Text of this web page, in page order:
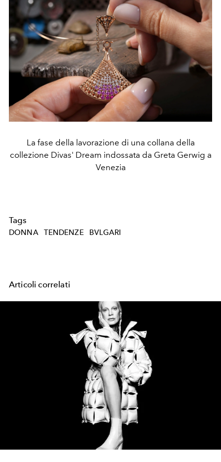
La fase della lavorazione di una collana della
collezione Divas' Dream indossata da Greta Gerwig a
Venezia
Tags
DONNA TENDENZE BVLGARI
Articoli correlati